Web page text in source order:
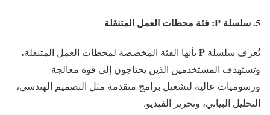
5. سلسلة P: فئة محطات العمل المتنقلة
تُعرف سلسلة P بأنها الفئة المخصصة لمحطات العمل المتنقلة،
وتستهدف المستخدمين الذين يحتاجون إلى قوة معالجة
ورسوميات عالية لتشغيل برامج متقدمة مثل التصميم الهندسي،
التحليل البياني، وتحرير الفيديو.